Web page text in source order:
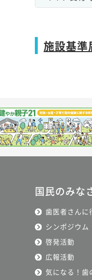
施設基準
国民のみな
歯医者さんに
シンポジウム
啓発活動
広報活動
気になる！歯